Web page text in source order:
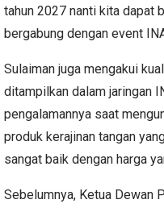
tahun 2027 nanti kita dapat
bergabung dengan event
Sulaiman juga mengakui
ditampilkan dalam jaringan
pengalamannya saat
produk kerajinan tangan
sangat baik dengan harga
Sebelumnya, Ketua Dewan